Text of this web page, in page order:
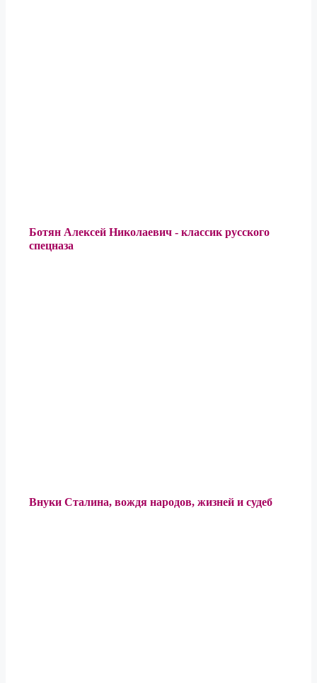
Ботян Алексей Николаевич - классик русского
спецназа
Внуки Сталина, вождя народов, жизней и судеб